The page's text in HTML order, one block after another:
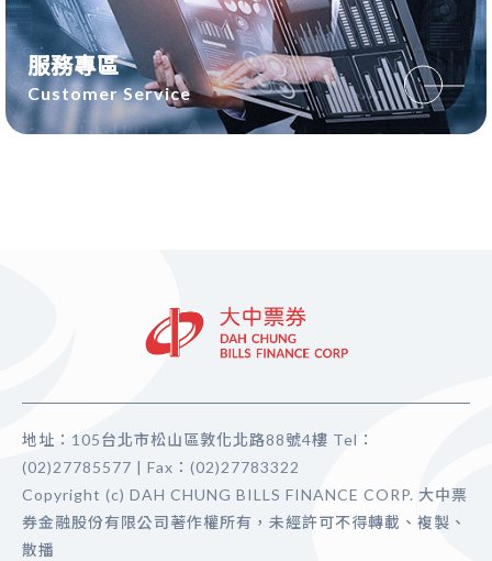
服務專區
Customer Service
地址：105台北市松山區敦化北路88號4樓 Tel：
(02)27785577 | Fax：(02)27783322
Copyright (c) DAH CHUNG BILLS FINANCE CORP. 大中票
券金融股份有限公司著作權所有，未經許可不得轉載、複製、
散播